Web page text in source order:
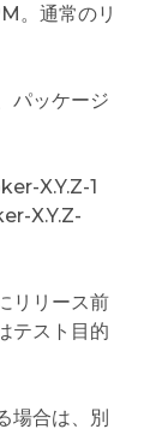
。通常のリ
パッケージ
X.Y.Z-1
X.Y.Z-
リリース前
テスト目的
場合は、別